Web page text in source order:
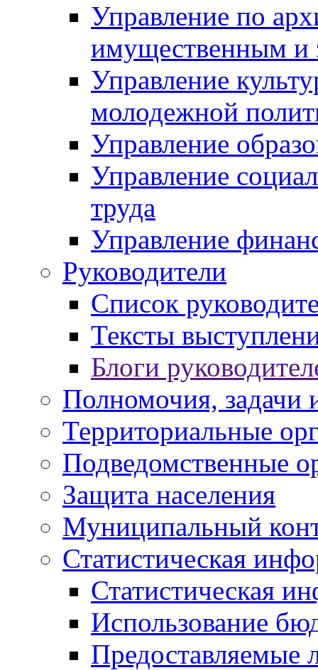
Управление по
имущественным и
Управление
молодежной
Управление
Управление
труда
Управление
Руководители
Список
Тексты
Блоги
Полномочия, задачи
Территориальные
Подведомственные
Защита населения
Муниципальный
Статистическая
Статистическая
Использование
Предоставляемые